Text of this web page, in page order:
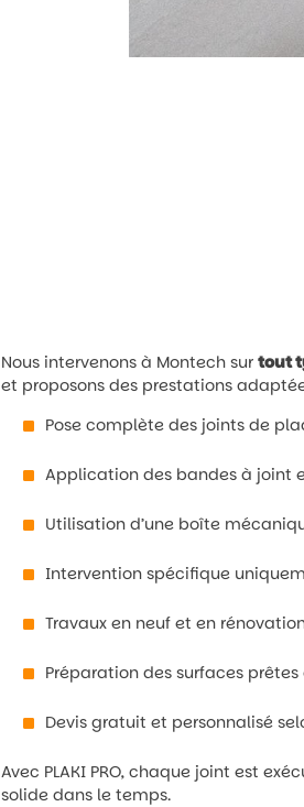
Nous intervenons à Montech surtout
et proposons des prestations
Pose complète des joints de
Application des bandes à joint
Utilisation d’une boîte
Intervention spécifique
Travaux en neuf et en
Préparation des surfaces
Devis gratuit et personnalisé
Avec PLAKI PRO, chaque joint est
solide dans le temps.